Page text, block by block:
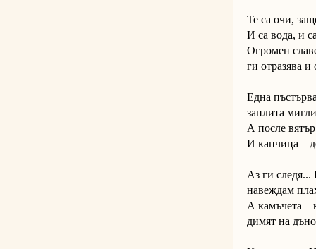
Те са очи,
И са вода, и
Огромен
ги отразява и
Една
заплита
А после
И капчица –
Аз ги
навеждам
А камъчета –
димят на